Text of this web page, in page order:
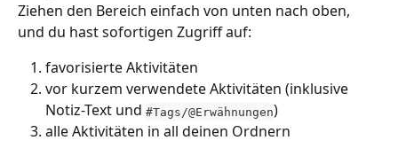
Ziehen den Bereich einfach von unten nach oben,
und du hast sofortigen Zugriff auf:
favorisierte Aktivitäten
vor kurzem verwendete Aktivitäten (inklusive
Notiz-Text und #Tags/@Erwähnungen)
alle Aktivitäten in all deinen Ordnern